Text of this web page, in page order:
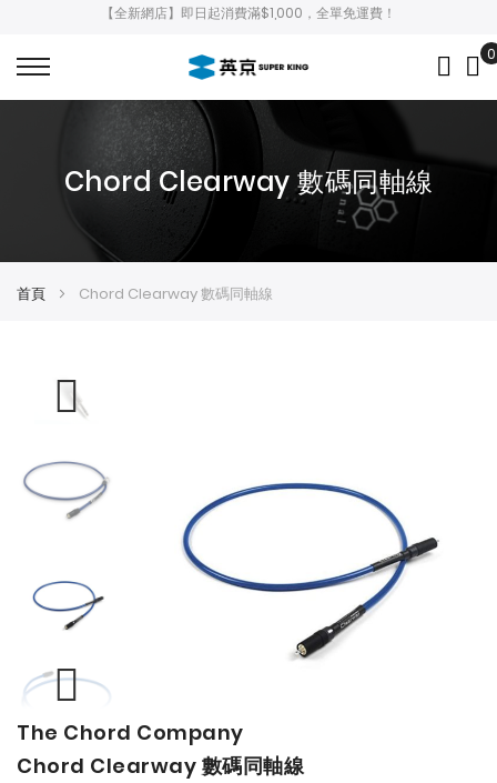
【全新網店】即日起消費滿$1,000，全單免運費！
0
Chord Clearway 數碼同軸線
首頁 Chord Clearway 數碼同軸線
The Chord Company
Chord Clearway 數碼同軸線
end
of
beginning
of